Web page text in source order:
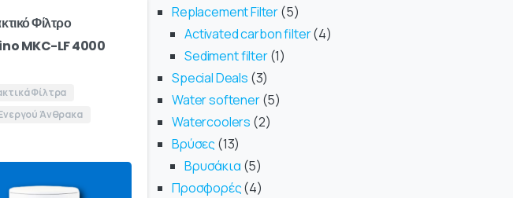
Φίλτρο
MKC-LF 4000
Φίλτρα
Άνθρακα
Replacement Filter 5
Activated carbon filter 4
Sediment filter 1
Special Deals 3
Water softener 5
Watercoolers 2
Βρύσες 13
Βρυσάκια 5
Προσφορές 4